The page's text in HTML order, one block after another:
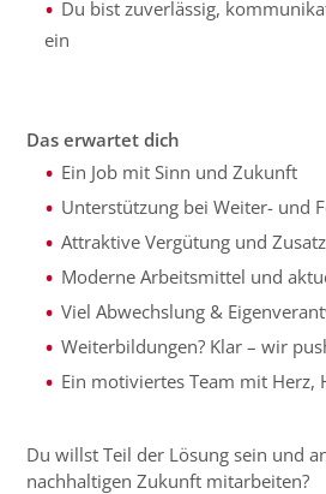
Du bist zuverlässig,
ein
Das erwartet dich
Ein Job mit Sinn und Zukunft
Unterstützung bei Weiter- und
Attraktive Vergütung und
Moderne Arbeitsmittel und
Viel Abwechslung &
Weiterbildungen? Klar – wir
Ein motiviertes Team mit Herz,
Du willst Teil der Lösung sein und
nachhaltigen Zukunft mitarbeiten?